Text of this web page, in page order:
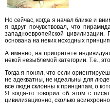
Но сейчас, когда я начал ближе и
я вдруг почувствовал, что
западноевропейской
основана на неких исходных
А именно, на приоритете
некой незыблемой категории. Т.е.,
Тогда я понял, что если
не адекватны, не идеальны для
все люди склонны к принципам, о
Я когда-то говорил об этом с
цивилизационно, сколько